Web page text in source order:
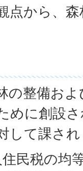
点から、
の整備お
めに創設
して課さ
民税の均